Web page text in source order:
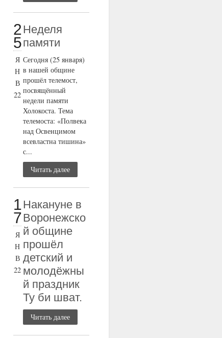
2
5
Я
Н
В
22
Неделя
памяти
Сегодня (25 января)
в нашей общине
прошёл телемост,
посвящённый
недели памяти
Холокоста. Тема
телемоста: «Полвека
над Освенцимом
всевластна тишина»
с...
Читать далее
1
7
Я
Н
В
22
Накануне в
Воронежско
й общине
прошёл
детский и
молодёжны
й праздник
Ту би шват.
Читать далее